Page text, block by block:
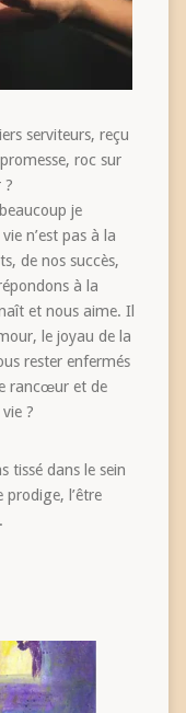
serviteurs, reçu
roc sur
?
je
n’est pas à la
de nos succès,
à la
et nous aime. Il
le joyau de la
rester enfermés
rancœur et de
?
tissé dans le sein
prodige, l’être